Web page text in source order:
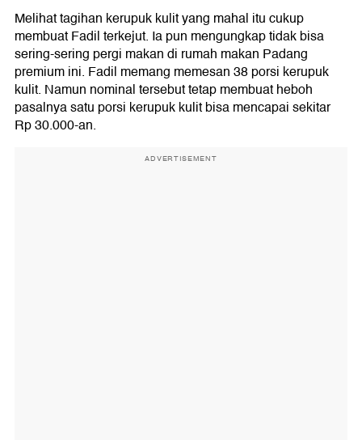
Melihat tagihan kerupuk kulit yang mahal itu cukup
membuat Fadil terkejut. Ia pun mengungkap tidak bisa
sering-sering pergi makan di rumah makan Padang
premium ini. Fadil memang memesan 38 porsi kerupuk
kulit. Namun nominal tersebut tetap membuat heboh
pasalnya satu porsi kerupuk kulit bisa mencapai sekitar
Rp 30.000-an.
ADVERTISEMENT